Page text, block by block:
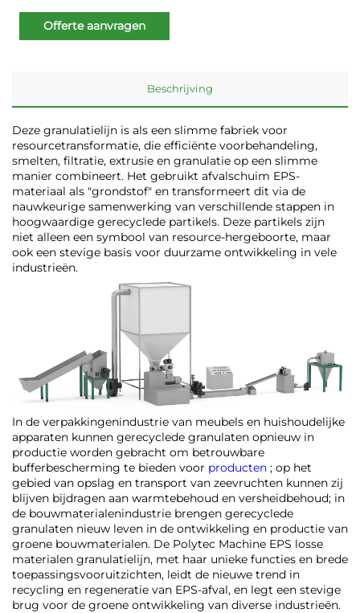
Offerte aanvragen
Beschrijving
Deze granulatielijn is als een slimme fabriek voor
resourcetransformatie, die efficiënte voorbehandeling,
smelten, filtratie, extrusie en granulatie op een slimme
manier combineert. Het gebruikt afvalschuim EPS-
materiaal als "grondstof" en transformeert dit via de
nauwkeurige samenwerking van verschillende stappen in
hoogwaardige gerecyclede partikels. Deze partikels zijn
niet alleen een symbool van resource-hergeboorte, maar
ook een stevige basis voor duurzame ontwikkeling in vele
industrieën.
In de verpakkingenindustrie van meubels en huishoudelijke
apparaten kunnen gerecyclede granulaten opnieuw in
productie worden gebracht om betrouwbare
bufferbescherming te bieden voor producten ; op het
gebied van opslag en transport van zeevruchten kunnen zij
blijven bijdragen aan warmtebehoud en versheidbehoud; in
de bouwmaterialenindustrie brengen gerecyclede
granulaten nieuw leven in de ontwikkeling en productie van
groene bouwmaterialen. De Polytec Machine EPS losse
materialen granulatielijn, met haar unieke functies en brede
toepassingsvooruitzichten, leidt de nieuwe trend in
recycling en regeneratie van EPS-afval, en legt een stevige
brug voor de groene ontwikkeling van diverse industrieën.